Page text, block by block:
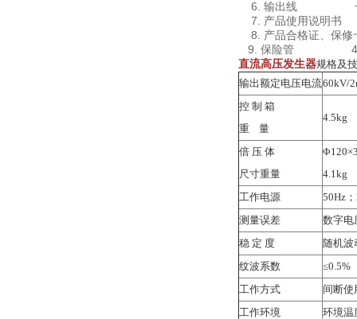
6. 输出线
7. 产品使用说明
8. 产品合格证、保
9. 保险管 4
直流高压发生器规格及
输出额定电压电流60kV/
控 制 箱
重 量
4.5kg
倍 压 体
尺寸重量
4.1kg
工作电源
50Hz
测量误差
数字电
稳 定 度
随机波
纹波系数
≤0.5%
工作方式
间断使
工作环境
环境温